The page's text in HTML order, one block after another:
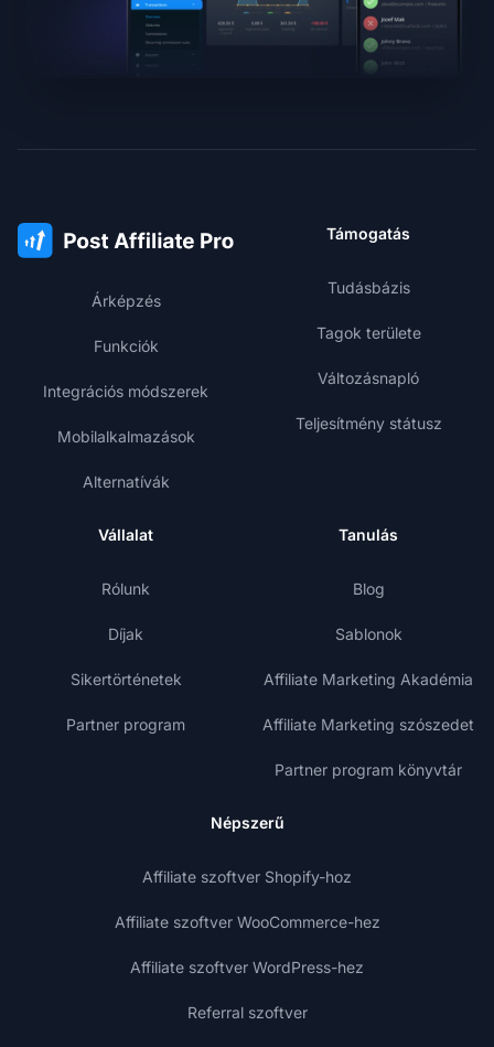
Árképzés
Funkciók
Integrációs módszerek
Mobilalkalmazások
Alternatívák
Támogatás
Tudásbázis
Tagok területe
Változásnapló
Teljesítmény státusz
Vállalat
Rólunk
Díjak
Sikertörténetek
Partner program
Tanulás
Blog
Sablonok
Affiliate Marketing Akadémia
Affiliate Marketing szószedet
Partner program könyvtár
Népszerű
Affiliate szoftver Shopify-hoz
Affiliate szoftver WooCommerce-hez
Affiliate szoftver WordPress-hez
Referral szoftver